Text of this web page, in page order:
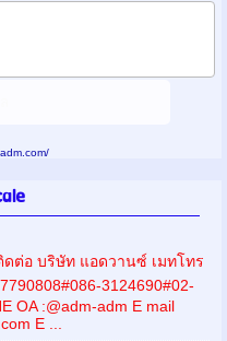
ต่อ บริษัท แอดวานซ์ เมทโทร
3124690#02-
OA :@adm-adm E mail
E ...